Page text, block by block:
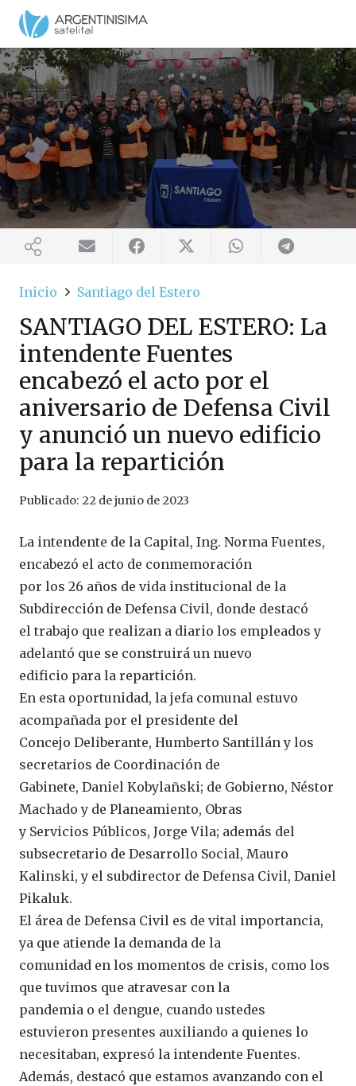
Inicio Santiago del Estero
SANTIAGO DEL ESTERO: La
intendente Fuentes
encabezó el acto por el
aniversario de Defensa Civil
y anunció un nuevo edificio
para la repartición
Publicado: 22 de junio de 2023
La intendente de la Capital, Ing. Norma Fuentes,
encabezó el acto de conmemoración
por los 26 años de vida institucional de la
Subdirección de Defensa Civil, donde destacó
el trabajo que realizan a diario los empleados y
adelantó que se construirá un nuevo
edificio para la repartición.
En esta oportunidad, la jefa comunal estuvo
acompañada por el presidente del
Concejo Deliberante, Humberto Santillán y los
secretarios de Coordinación de
Gabinete, Daniel Kobylañski; de Gobierno, Néstor
Machado y de Planeamiento, Obras
y Servicios Públicos, Jorge Vila; además del
subsecretario de Desarrollo Social, Mauro
Kalinski, y el subdirector de Defensa Civil, Daniel
Pikaluk.
El área de Defensa Civil es de vital importancia,
ya que atiende la demanda de la
comunidad en los momentos de crisis, como los
que tuvimos que atravesar con la
pandemia o el dengue, cuando ustedes
estuvieron presentes auxiliando a quienes lo
necesitaban, expresó la intendente Fuentes.
Además, destacó que estamos avanzando con el